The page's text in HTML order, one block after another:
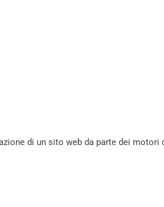
di un sito web da parte dei motori